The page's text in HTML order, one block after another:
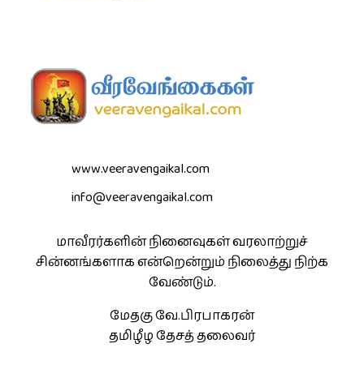
www.veeravengaikal.com
info@veeravengaikal.com
மாவீரர்களின் நினைவுகள் வரலாற்றுச்
சின்னங்களாக என்றென்றும் நிலைத்து நிற்க
வேண்டும்.
மேதகு வே.பிரபாகரன்
தமிழீழ தேசத் தலைவர்